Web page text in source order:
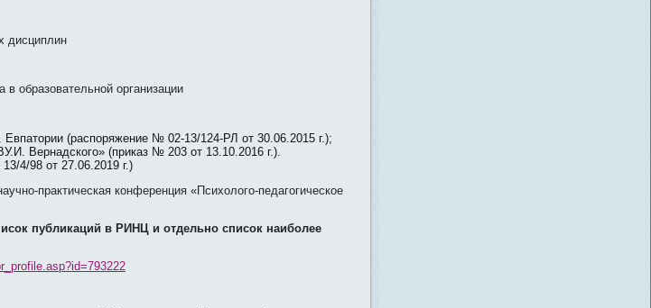
дисциплин
в образовательной организации
Евпатории (распоряжение № 02-13/124-РЛ от 30.06.2015 г.);
Вернадского» (приказ № 203 от 13.10.2016 г.).
4/98 от 27.06.2019 г.)
практическая конференция «Психолого-педагогическое
публикаций в РИНЦ и отдельно список наиболее